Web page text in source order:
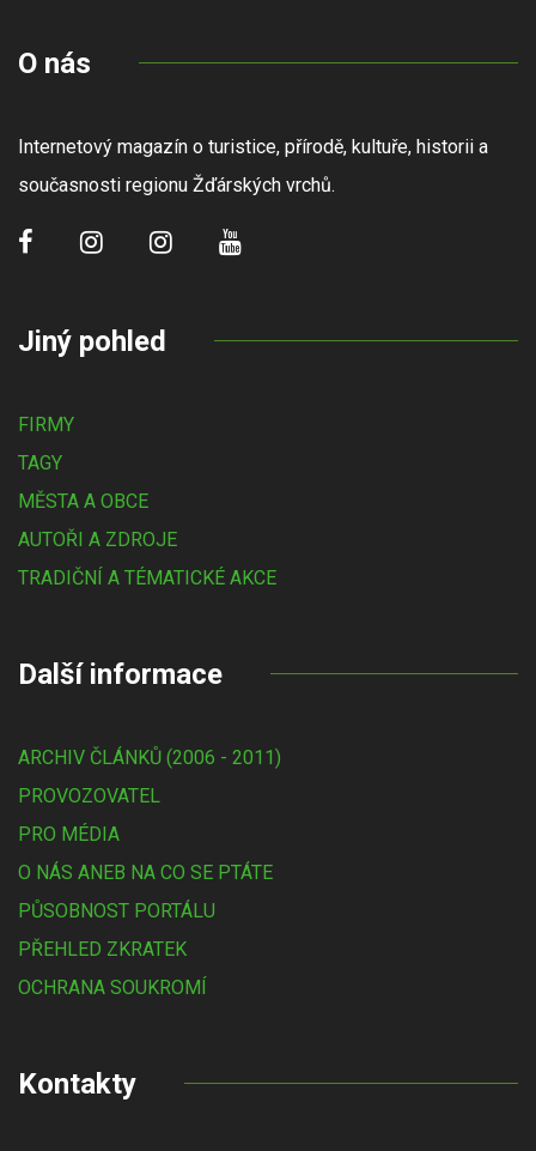
O nás
Internetový magazín o turistice, přírodě, kultuře, historii a
současnosti regionu Žďárských vrchů.
Jiný pohled
FIRMY
TAGY
MĚSTA A OBCE
AUTOŘI A ZDROJE
TRADIČNÍ A TÉMATICKÉ AKCE
Další informace
ARCHIV ČLÁNKŮ (2006 - 2011)
PROVOZOVATEL
PRO MÉDIA
O NÁS ANEB NA CO SE PTÁTE
PŮSOBNOST PORTÁLU
PŘEHLED ZKRATEK
OCHRANA SOUKROMÍ
Kontakty